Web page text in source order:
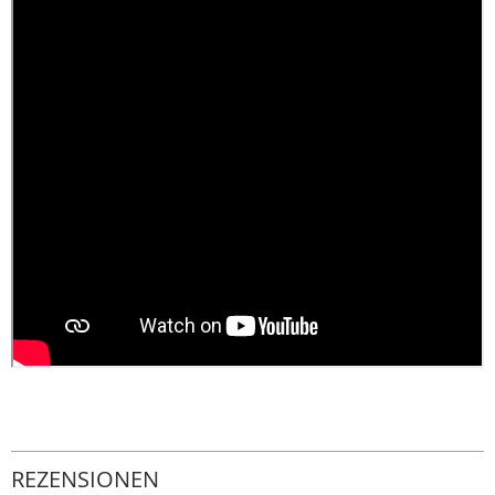
REZENSIONEN